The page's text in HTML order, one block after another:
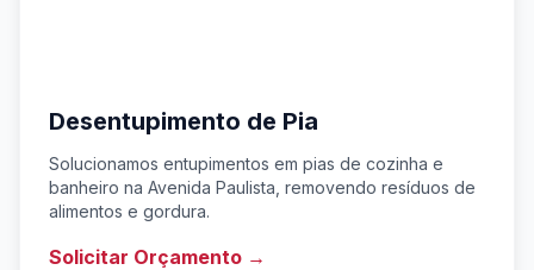
Desentupimento de Pia
Solucionamos entupimentos em pias de cozinha e
banheiro na Avenida Paulista, removendo resíduos de
alimentos e gordura.
Solicitar Orçamento →